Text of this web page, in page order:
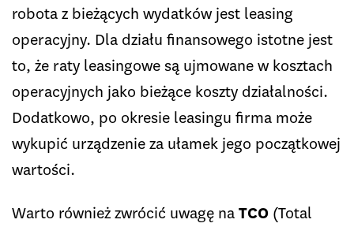
robota z bieżących wydatków jest leasing
operacyjny. Dla działu finansowego istotne jest
to, że raty leasingowe są ujmowane w kosztach
operacyjnych jako bieżące koszty działalności.
Dodatkowo, po okresie leasingu firma może
wykupić urządzenie za ułamek jego początkowej
wartości.
Warto również zwrócić uwagę naTCO (Total